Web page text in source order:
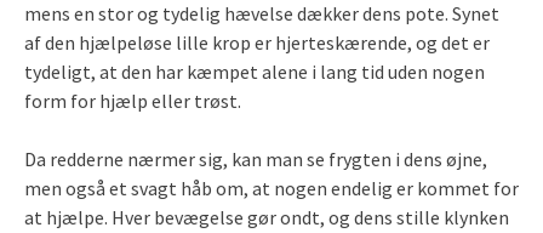
mens en stor og tydelig hævelse dækker dens pote. Synet
af den hjælpeløse lille krop er hjerteskærende, og det er
tydeligt, at den har kæmpet alene i lang tid uden nogen
form for hjælp eller trøst.
Da redderne nærmer sig, kan man se frygten i dens øjne,
men også et svagt håb om, at nogen endelig er kommet for
at hjælpe. Hver bevægelse gør ondt, og dens stille klynken